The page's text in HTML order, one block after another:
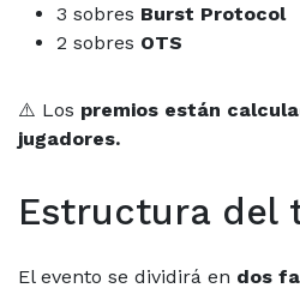
3 sobres Burst Protocol
2 sobres OTS
⚠️ Los premios están
jugadores.
Estructura del
El evento se dividirá en dos